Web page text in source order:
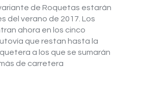
de Roquetas estarán
del verano de 2017. Los
ahora en los cinco
que restan hasta la
a los que se sumarán
de carretera